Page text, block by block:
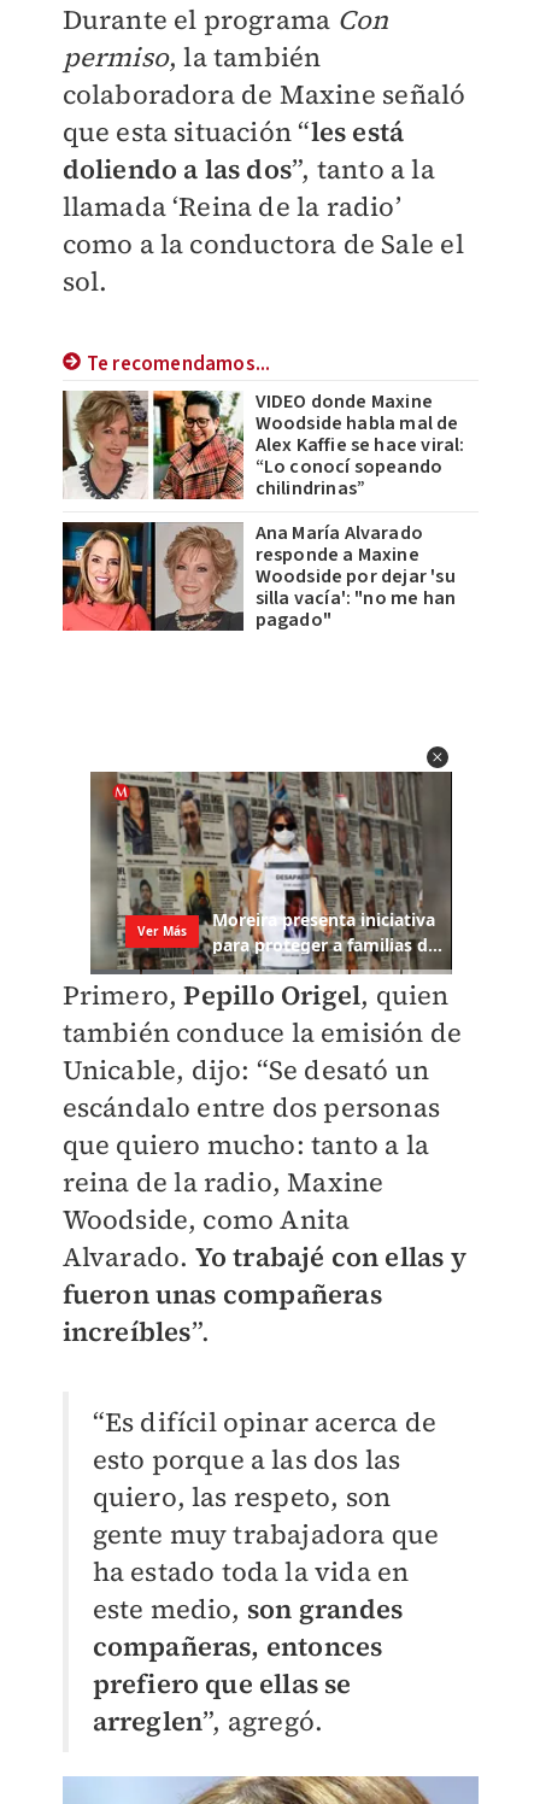
Durante el programa Con
permiso, la también
colaboradora de Maxine señaló
que esta situación “les está
doliendo a las dos”, tanto a la
llamada ‘Reina de la radio’
como a la conductora de Sale el
sol.
Te recomendamos...
VIDEO donde Maxine
Woodside habla mal de
Alex Kaffie se hace viral:
“Lo conocí sopeando
chilindrinas”
Ana María Alvarado
responde a Maxine
Woodside por dejar 'su
silla vacía': "no me han
pagado"
Primero,Pepillo Origel, quien
también conduce la emisión de
Unicable, dijo: “Se desató un
escándalo entre dos personas
que quiero mucho: tanto a la
reina de la radio, Maxine
Woodside, como Anita
Alvarado. Yo trabajé con ellas y
fueron unas compañeras
increíbles”.
“Es difícil opinar acerca de
esto porque a las dos las
quiero, las respeto, son
gente muy trabajadora que
ha estado toda la vida en
este medio, son grandes
compañeras, entonces
prefiero que ellas se
arreglen”, agregó.